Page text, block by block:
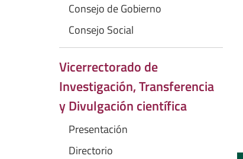
Consejo de Gobierno
Consejo Social
Vicerrectorado de
Investigación, Transferencia
y Divulgación científica
Presentación
Directorio